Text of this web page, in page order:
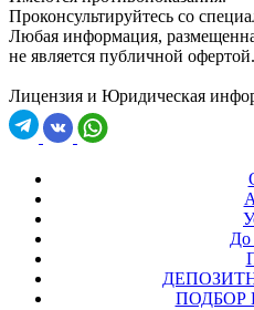
Проконсультируйтесь со
Любая информация,
не является публичной офертой.
Лицензия и Юридическая
До
ПОДБОР